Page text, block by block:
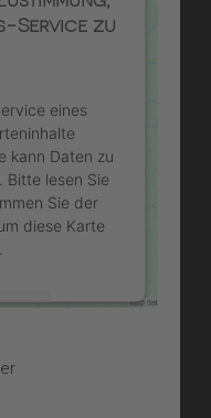
Service zu
eines
kann Daten zu
Bitte lesen Sie
Sie der
diese Karte